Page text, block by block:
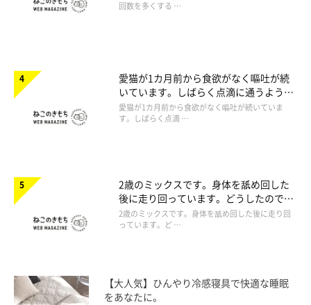
回数を多くする …
愛猫が1カ月前から食欲がなく嘔吐が続
いています。しばらく点滴に通うように
言われたのですが心配です。
愛猫が1カ月前から食欲がなく嘔吐が続いていま
す。しばらく点滴 …
2歳のミックスです。身体を舐め回した
後に走り回っています。どうしたのでし
ょうか。
2歳のミックスです。身体を舐め回した後に走り回
っています。ど …
【大人気】ひんやり冷感寝具で快適な睡眠
をあなたに。